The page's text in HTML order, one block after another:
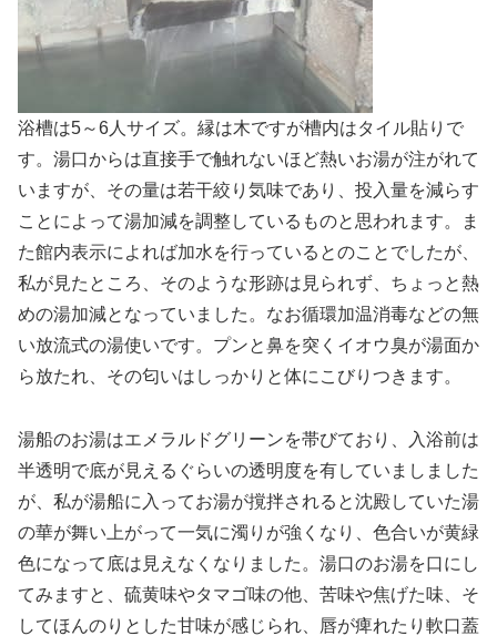
浴槽は5～6人サイズ。縁は木ですが槽内はタイル貼りで
す。湯口からは直接手で触れないほど熱いお湯が注がれて
いますが、その量は若干絞り気味であり、投入量を減らす
ことによって湯加減を調整しているものと思われます。ま
た館内表示によれば加水を行っているとのことでしたが、
私が見たところ、そのような形跡は見られず、ちょっと熱
めの湯加減となっていました。なお循環加温消毒などの無
い放流式の湯使いです。プンと鼻を突くイオウ臭が湯面か
ら放たれ、その匂いはしっかりと体にこびりつきます。
湯船のお湯はエメラルドグリーンを帯びており、入浴前は
半透明で底が見えるぐらいの透明度を有していましました
が、私が湯船に入ってお湯が撹拌されると沈殿していた湯
の華が舞い上がって一気に濁りが強くなり、色合いが黄緑
色になって底は見えなくなりました。湯口のお湯を口にし
てみますと、硫黄味やタマゴ味の他、苦味や焦げた味、そ
してほんのりとした甘味が感じられ、唇が痺れたり軟口蓋